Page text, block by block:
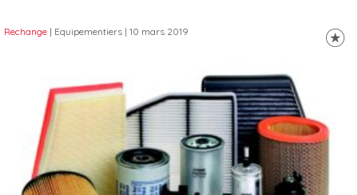
Rechange | Equipementiers | 10 mars 2019